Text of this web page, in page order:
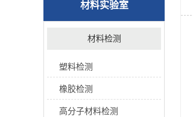
材料实验室
材料检测
塑料检测
橡胶检测
高分子材料检测